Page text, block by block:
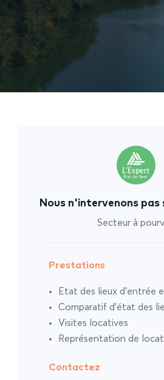
Nous n'intervenons pas
Secteur à
Prestations
Etat des lieux d’entrée
Comparatif d’état des
Visites locatives
Représentation de
Contactez